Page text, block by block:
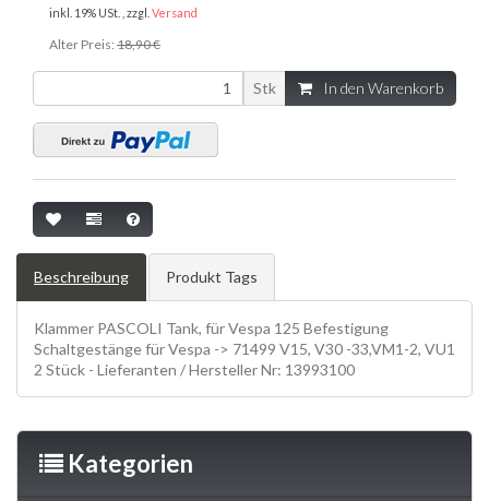
inkl. 19% USt. , zzgl. Versand
Alter Preis: 18,90 €
Stk In den Warenkorb
Beschreibung Produkt Tags
Klammer PASCOLI Tank, für Vespa 125 Befestigung
Schaltgestänge für Vespa -> 71499 V15, V30 -33,VM1-2, VU1
2 Stück - Lieferanten / Hersteller Nr: 13993100
Kategorien